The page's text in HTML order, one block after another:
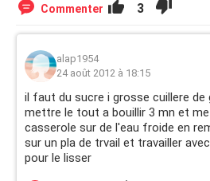
Commenter 3
alap1954
24 août 2012 à 18:15
il faut du sucre i grosse cuillere de
mettre le tout a bouillir 3 mn et
casserole sur de l'eau froide en
sur un pla de trvail et travailler
pour le lisser